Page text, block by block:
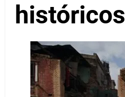
históricos